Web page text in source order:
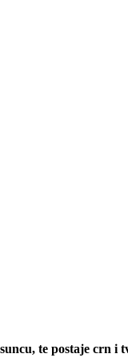
te postaje crn